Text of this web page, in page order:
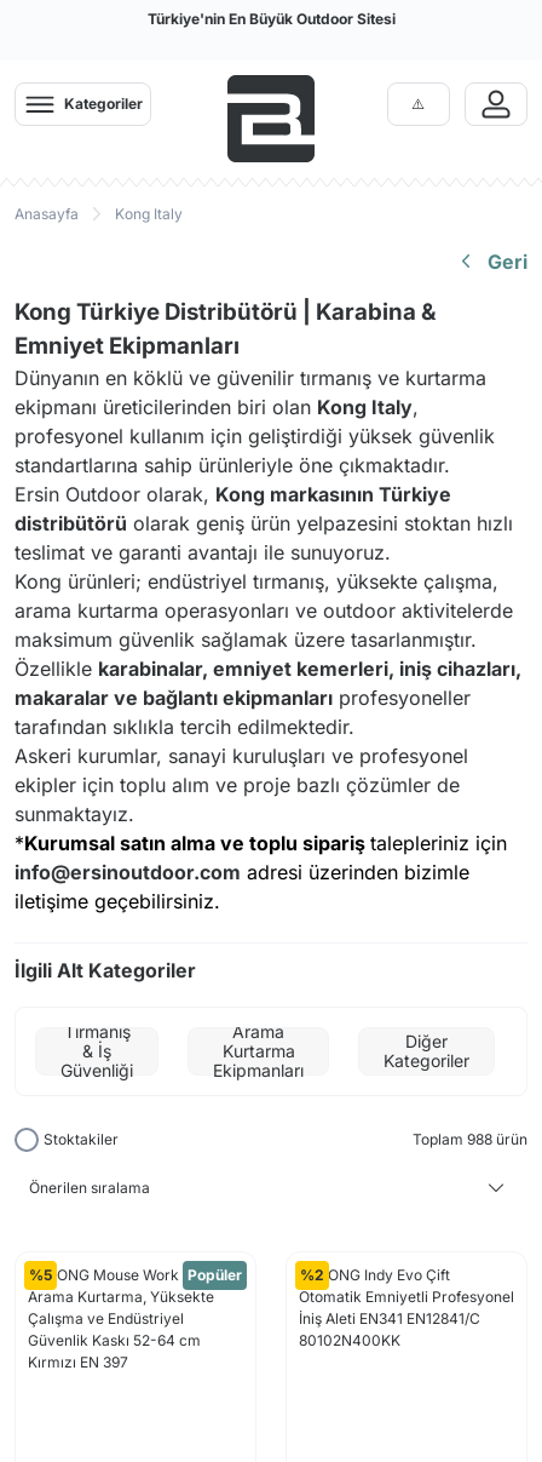
Türkiye'nin En Büyük Outdoor Sitesi
Kategoriler
Anasayfa Kong Italy
Geri
Kong Türkiye Distribütörü | Karabina &
Emniyet Ekipmanları
Dünyanın en köklü ve güvenilir tırmanış ve kurtarma
ekipmanı üreticilerinden biri olan Kong Italy,
profesyonel kullanım için geliştirdiği yüksek güvenlik
standartlarına sahip ürünleriyle öne çıkmaktadır.
Ersin Outdoor olarak, Kong markasının Türkiye
distribütörü olarak geniş ürün yelpazesini stoktan hızlı
teslimat ve garanti avantajı ile sunuyoruz.
Kong ürünleri; endüstriyel tırmanış, yüksekte çalışma,
arama kurtarma operasyonları ve outdoor aktivitelerde
maksimum güvenlik sağlamak üzere tasarlanmıştır.
Özellikle karabinalar, emniyet kemerleri, iniş cihazları,
makaralar ve bağlantı ekipmanları profesyoneller
tarafından sıklıkla tercih edilmektedir.
Askeri kurumlar, sanayi kuruluşları ve profesyonel
ekipler için toplu alım ve proje bazlı çözümler de
sunmaktayız.
*Kurumsal satın alma ve toplu sipariş talepleriniz için
info@ersinoutdoor.com adresi üzerinden bizimle
iletişime geçebilirsiniz.
İlgili Alt Kategoriler
Tırmanış
& İş
Güvenliği
Arama
Kurtarma
Ekipmanları
Diğer
Kategoriler
Stoktakiler Toplam 988 ürün
%5 Popüler %2